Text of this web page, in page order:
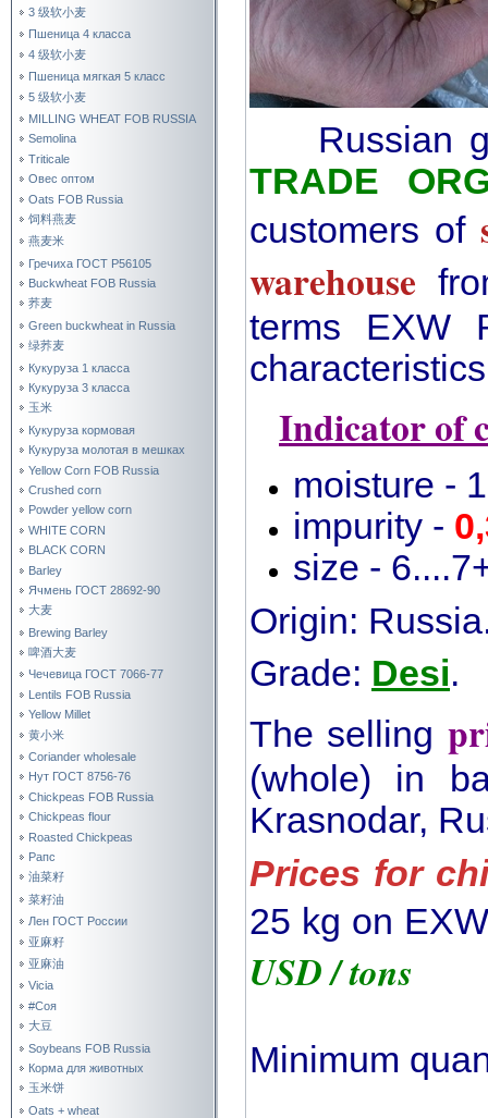
3 级软小麦
Пшеница 4 класса
4 级软小麦
Пшеница мягкая 5 класс
5 级软小麦
MILLING WHEAT FOB RUSSIA
Semolina
Triticale
Овес оптом
Oats FOB Russia
饲料燕麦
燕麦米
Гречиха ГОСТ Р56105
Buckwheat FOB Russia
荞麦
Green buckwheat in Russia
绿荞麦
Кукуруза 1 класса
Кукуруза 3 класса
玉米
Кукуруза кормовая
Кукуруза молотая в мешках
Yellow Corn FOB Russia
Crushed corn
Powder yellow corn
WHITE CORN
BLACK CORN
Barley
Ячмень ГОСТ 28692-90
大麦
Brewing Barley
啤酒大麦
Чечевица ГОСТ 7066-77
Lentils FOB Russia
Yellow Millet
黄小米
Coriander wholesale
Нут ГОСТ 8756-76
Chickpeas FOB Russia
Chickpeas flour
Roasted Chickpeas
Рапс
油菜籽
菜籽油
Лен ГОСТ России
亚麻籽
亚麻油
Vicia
#Соя
大豆
Soybeans FOB Russia
Корма для животных
玉米饼
Oats + wheat
Russian
TRADE
customers of
warehouse
terms EXW
Indicator of
moisture -
impurity -
size -
Origin:
Grade: Desi.
The selling
(whole) in
Krasnodar,
Prices for
25 kg on
USD / tons
Minimum